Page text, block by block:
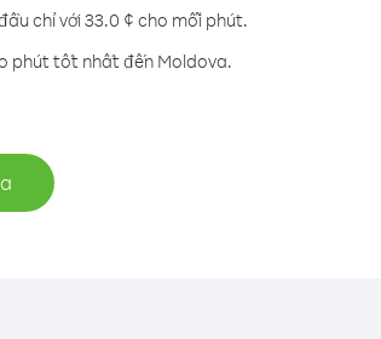
chỉ với 33.0 ¢ cho mỗi phút.
phút tốt nhất đến Moldova.